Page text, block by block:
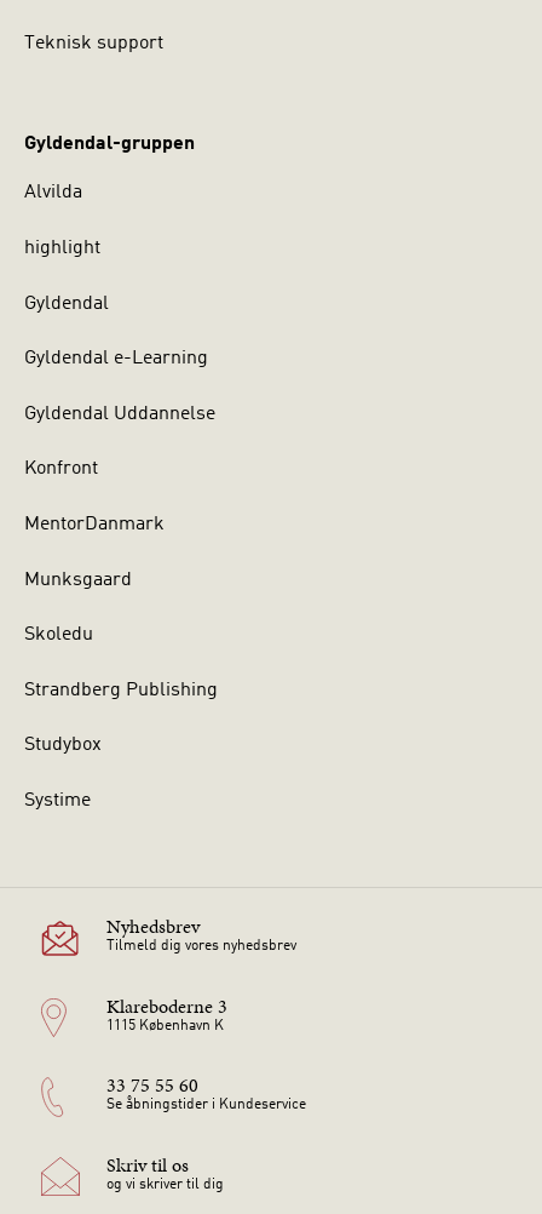
Teknisk support
Gyldendal-gruppen
Alvilda
highlight
Gyldendal
Gyldendal e-Learning
Gyldendal Uddannelse
Konfront
MentorDanmark
Munksgaard
Skoledu
Strandberg Publishing
Studybox
Systime
Nyhedsbrev
Tilmeld dig vores nyhedsbrev
Klareboderne 3
1115 København K
33 75 55 60
Se åbningstider i Kundeservice
Skriv til os
og vi skriver til dig